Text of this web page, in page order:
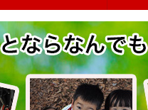
自動車ガラス交換
ガラスリペア（修理・補
カーフィルム
クールベール（UVカット
2年ガラス撥水コート
防犯・盗難防止ガラス・
すぐ駆けつけます！出張